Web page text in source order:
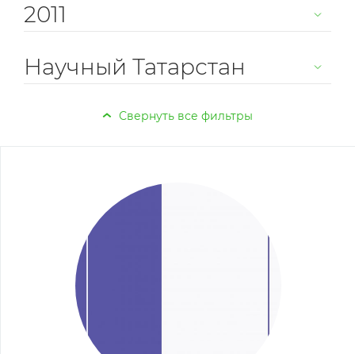
2011
Научный Татарстан